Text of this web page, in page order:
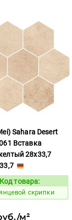
Sahara Desert
Вставка
28х33,7
486717
Код товара:
скрипки
м²